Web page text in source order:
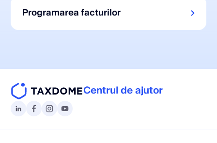
Programarea facturilor
Centrul de ajutor